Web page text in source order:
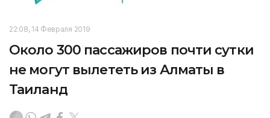
22:08, 14 Февраля 2019
Около 300 пассажиров почти сутки
не могут вылететь из Алматы в
Таиланд